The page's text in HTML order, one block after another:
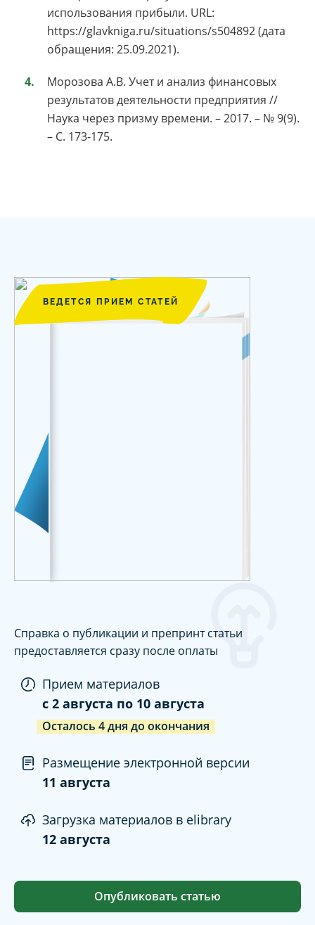
использования прибыли. URL:
https://glavkniga.ru/situations/s504892 (дата
обращения: 25.09.2021).
Морозова А.В. Учет и анализ финансовых
результатов деятельности предприятия //
Наука через призму времени. – 2017. – № 9(9).
– С. 173-175.
ВЕДЕТСЯ ПРИЕМ СТАТЕЙ
Справка о публикации и препринт статьи
предоставляется сразу после оплаты
Прием материалов
c 2 августа по 10 августа
Осталось 4дня до окончания
Размещение электронной версии
11 августа
Загрузка материалов в elibrary
12 августа
Опубликовать статью